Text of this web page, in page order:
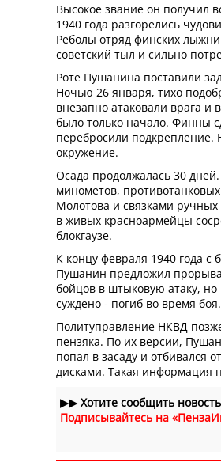
Высокое звание он получил
1940 года разгорелись
Реболы отряд финских
советский тыл и сильно
Роте Пушанина поставили
Ночью 26 января, тихо
внезапно атаковали врага
было только начало. Финны
перебросили подкрепление.
окружение.
Осада продолжалась 30
минометов,
Молотова и связками
в живых красноармейцы
блокгаузе.
К концу февраля 1940 года с
Пушанин предложил
бойцов в штыковую атаку,
суждено - погиб во время боя.
Политуправление НКВД
пензяка. По их версии,
попал в засаду и отбивался
дисками. Такая информация
▶▶Хотите сообщить
Подписывайтесь на